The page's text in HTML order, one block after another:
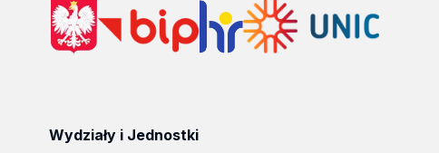
Wydziały i Jednostki